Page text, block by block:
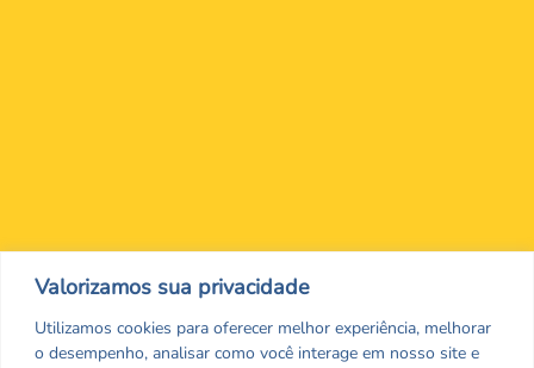
Valorizamos sua privacidade
Utilizamos cookies para oferecer melhor experiência, melhorar
o desempenho, analisar como você interage em nosso site e